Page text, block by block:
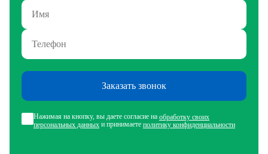
Заказать звонок
Нажимая на кнопку, вы даете согласие на обработку своих
персональных данных и принимаете политику конфиденциальности